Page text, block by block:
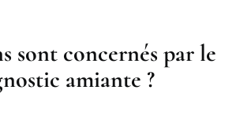
sont concernés par le
amiante ?